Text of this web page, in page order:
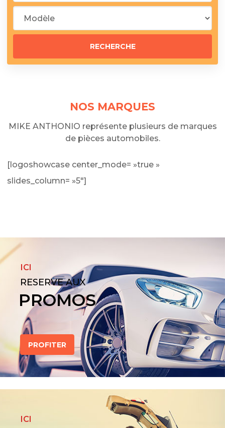
NOS MARQUES
MIKE ANTHONIO représente plusieurs de marques
de pièces automobiles.
[logoshowcase center_mode= »true »
slides_column= »5″]
ICI
RESERVE AUX
PROMOS
PROFITER
ICI